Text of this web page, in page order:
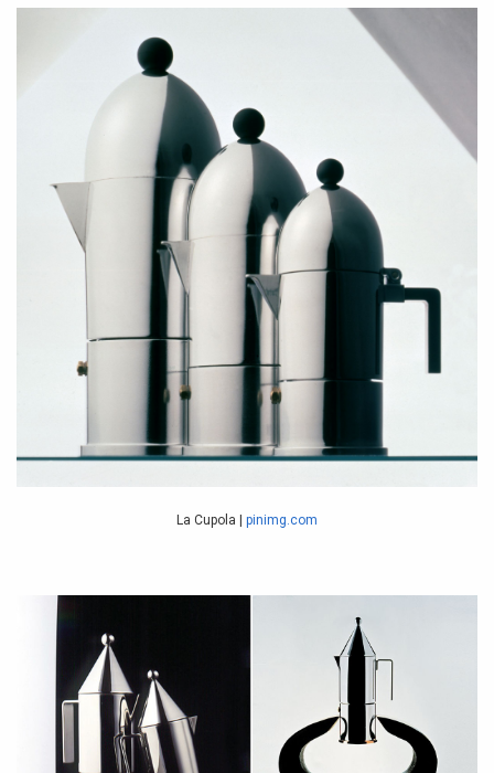
La Cupola | pinimg.com